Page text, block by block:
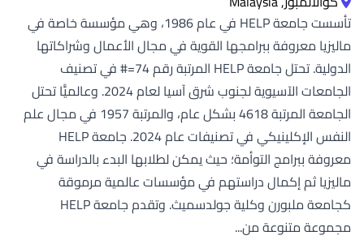
تأسست جامعة HELP في عام 1986، وهي مؤسسة خاصة في
ماليزيا معروفة ببرامجها القوية في مجال الأعمال وشراكاتها
الدولية. تحتل جامعة HELP المرتبة رقم 74=# في تصنيف
الجامعات الآسيوية لجنوب شرق آسيا لعام 2024. وعالميًّا تحتل
الجامعة المرتبة 4618 بشكل عام، والمرتبة 1957 في مجال علم
النفس الإكلينيكي في تصنيفات عام 2024. جامعة HELP
معروفة ببرامج التوأمة؛ حيث يمكن لطلابها البدء بالدراسة في
ماليزيا ثم إكمال دراستهم في مؤسسات عالمية مرموقة
كجامعة ملبورن وكلية جولدسميث. وتقدم جامعة HELP
مجموعة متنوعة من...